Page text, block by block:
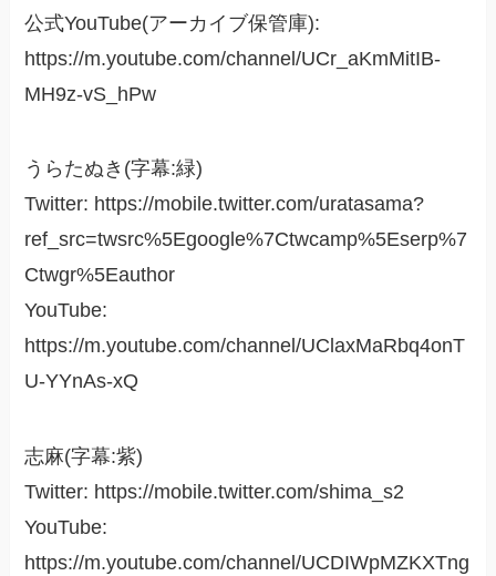
公式YouTube(アーカイブ保管庫):
https://m.youtube.com/channel/UCr_aKmMitIB-
MH9z-vS_hPw
うらたぬき(字幕:緑)
Twitter: https://mobile.twitter.com/uratasama?
ref_src=twsrc%5Egoogle%7Ctwcamp%5Eserp%7
Ctwgr%5Eauthor
YouTube:
https://m.youtube.com/channel/UClaxMaRbq4onT
U-YYnAs-xQ
志麻(字幕:紫)
Twitter: https://mobile.twitter.com/shima_s2
YouTube:
https://m.youtube.com/channel/UCDIWpMZKXTng